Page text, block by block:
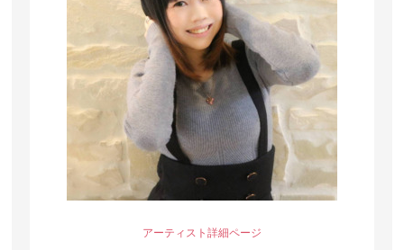
アーティスト詳細ページ